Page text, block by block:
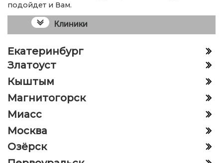
подойдет и Вам.
Клиники
Екатеринбург
Златоуст
Кыштым
Магнитогорск
Миасс
Москва
Озёрск